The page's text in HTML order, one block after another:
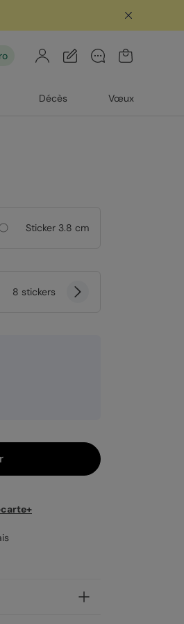
Décès Vœux
Sticker 3.8 cm
8 stickers